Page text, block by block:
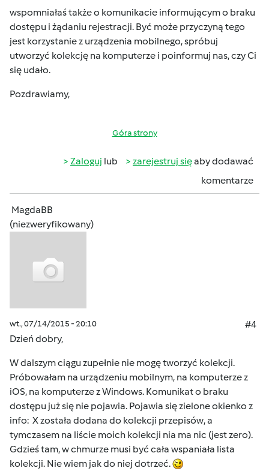
wspomniałaś także o komunikacie informującym o braku
dostępu i żądaniu rejestracji. Być może przyczyną tego
jest korzystanie z urządzenia mobilnego, spróbuj
utworzyć kolekcję na komputerze i poinformuj nas, czy Ci
się udało.
Pozdrawiamy,
Góra strony
Zaloguj lub zarejestruj sięaby dodawać
komentarze
MagdaBB
(niezweryfikowany)
wt., 07/14/2015 - 20:10
#4
Dzień dobry,
W dalszym ciągu zupełnie nie mogę tworzyć kolekcji.
Próbowałam na urządzeniu mobilnym, na komputerze z
iOS, na komputerze z Windows. Komunikat o braku
dostępu już się nie pojawia. Pojawia się zielone okienko z
info: X została dodana do kolekcji przepisów, a
tymczasem na liście moich kolekcji nia ma nic (jest zero).
Gdzieś tam, w chmurze musi być cała wspaniała lista
kolekcji. Nie wiem jak do niej dotrzeć.